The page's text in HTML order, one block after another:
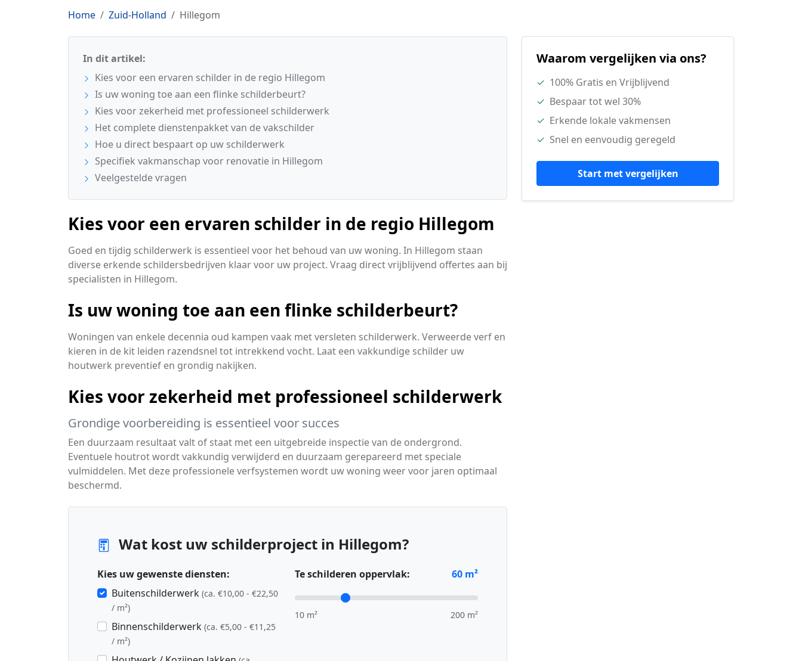
Home Zuid-Holland Hillegom
In dit artikel:
Kies voor een ervaren schilder in de regio Hillegom
Is uw woning toe aan een flinke schilderbeurt?
Kies voor zekerheid met professioneel schilderwerk
Het complete dienstenpakket van de vakschilder
Hoe u direct bespaart op uw schilderwerk
Specifiek vakmanschap voor renovatie in Hillegom
Veelgestelde vragen
Kies voor een ervaren schilder in de regio Hillegom
Goed en tijdig schilderwerk is essentieel voor het behoud van uw woning. In Hillegom staan
diverse erkende schildersbedrijven klaar voor uw project. Vraag direct vrijblijvend offertes aan bij
specialisten in Hillegom.
Is uw woning toe aan een flinke schilderbeurt?
Woningen van enkele decennia oud kampen vaak met versleten schilderwerk. Verweerde verf en
kieren in de kit leiden razendsnel tot intrekkend vocht. Laat een vakkundige schilder uw
houtwerk preventief en grondig nakijken.
Kies voor zekerheid met professioneel schilderwerk
Grondige voorbereiding is essentieel voor succes
Een duurzaam resultaat valt of staat met een uitgebreide inspectie van de ondergrond.
Eventuele houtrot wordt vakkundig verwijderd en duurzaam gerepareerd met speciale
vulmiddelen. Met deze professionele verfsystemen wordt uw woning weer voor jaren optimaal
beschermd.
Wat kost uw schilderproject in Hillegom?
Kies uw gewenste diensten:
Buitenschilderwerk (ca. €10,00 - €22,50
/ m²)
Binnenschilderwerk (ca. €5,00 - €11,25
/ m²)
Te schilderen oppervlak: 60 m²
10 m² 200 m²
Waarom vergelijken via ons?
✓ 100% Gratis en Vrijblijvend
✓ Bespaar tot wel 30%
✓ Erkende lokale vakmensen
✓ Snel en eenvoudig geregeld
Start met vergelijken